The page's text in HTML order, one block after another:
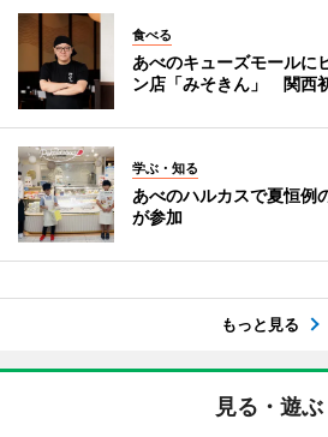
食べる
あべのキューズモールに
ン店「みそきん」 関西
学ぶ・知る
あべのハルカスで夏恒
が参加
もっと見る
見る・遊ぶ